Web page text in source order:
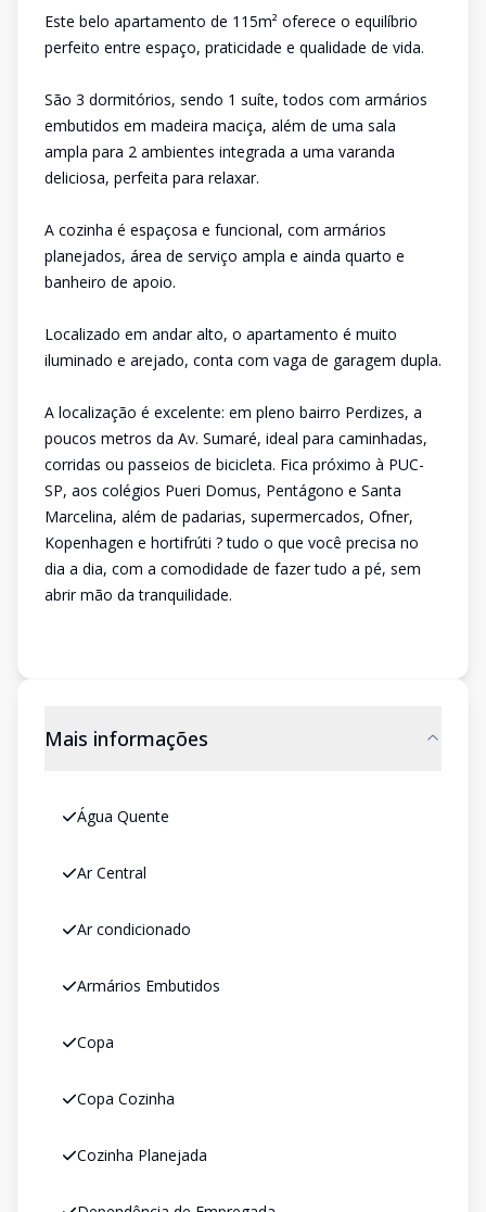
Este belo apartamento de 115m² oferece o equilíbrio
perfeito entre espaço, praticidade e qualidade de vida.
São 3 dormitórios, sendo 1 suíte, todos com armários
embutidos em madeira maciça, além de uma sala
ampla para 2 ambientes integrada a uma varanda
deliciosa, perfeita para relaxar.
A cozinha é espaçosa e funcional, com armários
planejados, área de serviço ampla e ainda quarto e
banheiro de apoio.
Localizado em andar alto, o apartamento é muito
iluminado e arejado, conta com vaga de garagem dupla.
A localização é excelente: em pleno bairro Perdizes, a
poucos metros da Av. Sumaré, ideal para caminhadas,
corridas ou passeios de bicicleta. Fica próximo à PUC-
SP, aos colégios Pueri Domus, Pentágono e Santa
Marcelina, além de padarias, supermercados, Ofner,
Kopenhagen e hortifrúti ? tudo o que você precisa no
dia a dia, com a comodidade de fazer tudo a pé, sem
abrir mão da tranquilidade.
Mais informações
Água Quente
Ar Central
Ar condicionado
Armários Embutidos
Copa
Copa Cozinha
Cozinha Planejada